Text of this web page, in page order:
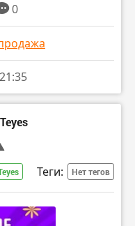
0
Теги: Нет тегов